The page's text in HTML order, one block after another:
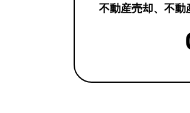
不動産売却、不動